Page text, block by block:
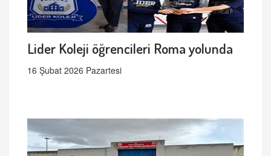
Lider Koleji öğrencileri Roma yolunda
16 Şubat 2026 Pazartesi